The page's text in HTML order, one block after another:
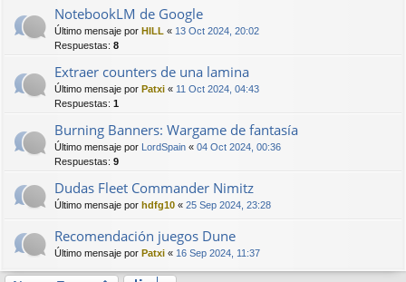
NotebookLM de Google
Último mensaje por HILL « 13 Oct 2024, 20:02
Respuestas: 8
Extraer counters de una lamina
Último mensaje por Patxi « 11 Oct 2024, 04:43
Respuestas: 1
Burning Banners: Wargame de fantasía
Último mensaje por LordSpain « 04 Oct 2024, 00:36
Respuestas: 9
Dudas Fleet Commander Nimitz
Último mensaje por hdfg10 « 25 Sep 2024, 23:28
Recomendación juegos Dune
Último mensaje por Patxi « 16 Sep 2024, 11:37